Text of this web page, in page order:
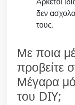
δεν
τους.
Με ποια
προβείτε
Μέγαρα
του DIY;